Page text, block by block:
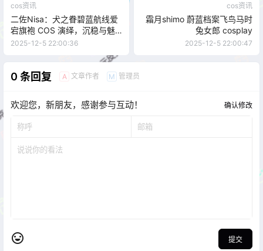
cos资讯
二佐Nisa：犬之眷碧蓝航线爱
宕旗袍 COS 演绎，沉稳与魅
惑共鸣的次元氛围
2025-12-5 22:00:36
cos资讯
霜月shimo 蔚蓝档案飞鸟马时
兔女郎 cosplay
2025-12-5 22:00:47
0 条回复 A 文章作者 M 管理员
欢迎您，新朋友，感谢参与互动！ 确认修改
提交